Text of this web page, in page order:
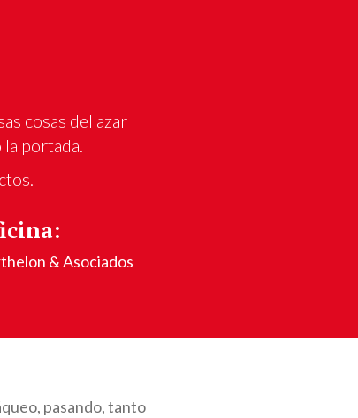
cosas del azar
portada.
& Asociados
pasando, tanto